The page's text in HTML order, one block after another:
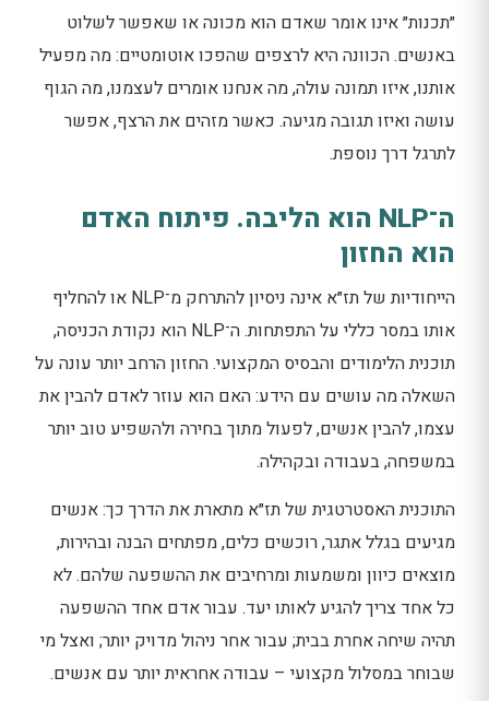
״תכנות״ אינו אומר שאדם הוא מכונה או שאפשר לשלוט
באנשים. הכוונה היא לרצפים שהפכו אוטומטיים: מה מפעיל
אותנו, איזו תמונה עולה, מה אנחנו אומרים לעצמנו, מה הגוף
עושה ואיזו תגובה מגיעה. כאשר מזהים את הרצף, אפשר
לתרגל דרך נוספת.
ה־NLP הוא הליבה. פיתוח האדם
הוא החזון
הייחודיות של תז״א אינה ניסיון להתרחק מ־NLP או להחליף
אותו במסר כללי על התפתחות. ה־NLP הוא נקודת הכניסה,
תוכנית הלימודים והבסיס המקצועי. החזון הרחב יותר עונה על
השאלה מה עושים עם הידע: האם הוא עוזר לאדם להבין את
עצמו, להבין אנשים, לפעול מתוך בחירה ולהשפיע טוב יותר
במשפחה, בעבודה ובקהילה.
התוכנית האסטרטגית של תז״א מתארת את הדרך כך: אנשים
מגיעים בגלל אתגר, רוכשים כלים, מפתחים הבנה ובהירות,
מוצאים כיוון ומשמעות ומרחיבים את ההשפעה שלהם. לא
כל אחד צריך להגיע לאותו יעד. עבור אדם אחד ההשפעה
תהיה שיחה אחרת בבית; עבור אחר ניהול מדויק יותר; ואצל מי
שבוחר במסלול מקצועי – עבודה אחראית יותר עם אנשים.